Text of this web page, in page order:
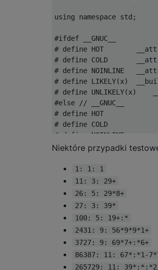
using namespace std ;
#ifdef
# define HOT
# define COLD
# define NOINLINE
# define LIKELY(x)
# define UNLIKELY(x)
#else
// __GNUC__
# define HOT
# define COLD
# define NOINLINE
# define LIKELY(x)  (x)
#endif
// __GNUC__
# ifndef OVERFLOW
using
Int2 = __int128
# endif // OVERFLOW
#else
// INT64
using
Int int32_t ;
# ifndef OVERFLOW
Niektóre przypadki
1: 1: 1
11: 3: 29+
26: 5: 29*8+
27: 3: 39*
100: 5: 19+:*
2431: 9: 56*9*9*1+
3727: 9: 69*7+:*6+
86387: 11: 67*:*1-
265729: 11: